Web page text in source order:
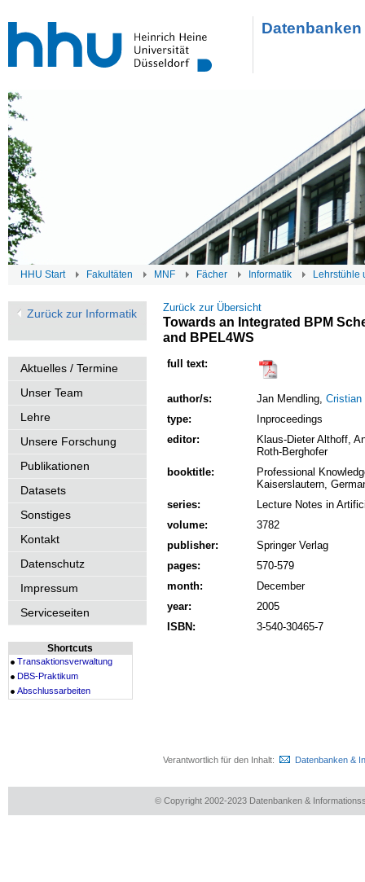
HHU Start Fakultäten MNF Fächer Informatik Lehrstühle
Zurück zur Informatik
Aktuelles / Termine
Unser Team
Lehre
Unsere Forschung
Publikationen
Datasets
Sonstiges
Kontakt
Datenschutz
Impressum
Serviceseiten
Shortcuts
Transaktionsverwaltung
DBS-Praktikum
Abschlussarbeiten
Zurück zur Übersicht
Towards an Integrated BPM
and BPEL4WS
full text:
author/s: Jan Mendling, Cristian
type:
Inproceedings
editor:
Klaus-Dieter Althoff,
Roth-Berghofer
booktitle:
Professional
Kaiserslautern,
series:
Lecture Notes in
volume:
3782
publisher:
Springer Verlag
pages:
570-579
month:
December
year:
2005
ISBN:
3-540-30465-7
Verantwortlich für den Inhalt: Datenbanken &
© Copyright 2002-2023 Datenbanken &